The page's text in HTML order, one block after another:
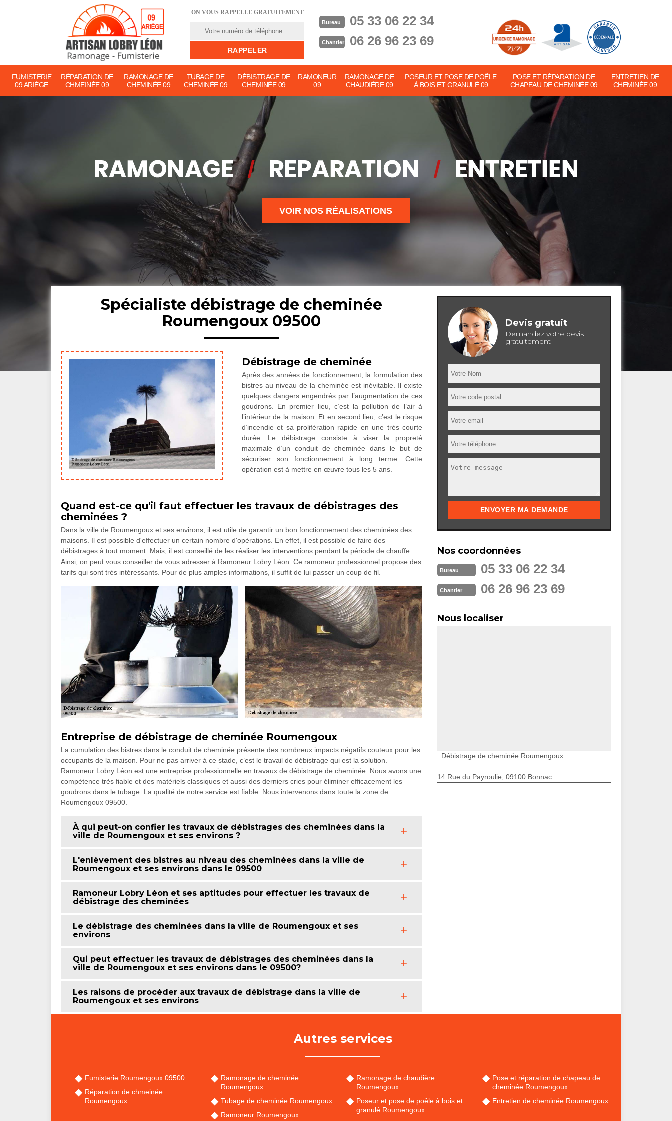
ON VOUS RAPPELLE GRATUITEMENT
Bureau 05 33 06 22 34
Chantier 06 26 96 23 69
FUMISTERIE
09 ARIÈGE
RÉPARATION DE
CHMEINÉE 09
RAMONAGE DE
CHEMINÉE 09
TUBAGE DE
CHEMINÉE 09
DÉBISTRAGE DE
CHEMINÉE 09
RAMONEUR
09
RAMONAGE DE
CHAUDIÈRE 09
POSEUR ET POSE DE POÊLE
À BOIS ET GRANULÉ 09
POSE ET RÉPARATION DE
CHAPEAU DE CHEMINÉE 09
ENTRETIEN DE
CHEMINÉE 09
VOIR NOS RÉALISATIONS
Spécialiste débistrage de cheminée
Roumengoux 09500
Débistrage de cheminée
Après des années de fonctionnement, la formulation des
bistres au niveau de la cheminée est inévitable. Il existe
quelques dangers engendrés par l’augmentation de ces
goudrons. En premier lieu, c’est la pollution de l’air à
l’intérieur de la maison. Et en second lieu, c’est le risque
d’incendie et sa prolifération rapide en une très courte
durée. Le débistrage consiste à viser la propreté
maximale d’un conduit de cheminée dans le but de
sécuriser son fonctionnement à long terme. Cette
opération est à mettre en œuvre tous les 5 ans.
Quand est-ce qu'il faut effectuer les travaux de débistrages des
cheminées ?
Dans la ville de Roumengoux et ses environs, il est utile de garantir un bon fonctionnement des cheminées des
maisons. Il est possible d'effectuer un certain nombre d'opérations. En effet, il est possible de faire des
débistrages à tout moment. Mais, il est conseillé de les réaliser les interventions pendant la période de chauffe.
Ainsi, on peut vous conseiller de vous adresser à Ramoneur Lobry Léon. Ce ramoneur professionnel propose des
tarifs qui sont très intéressants. Pour de plus amples informations, il suffit de lui passer un coup de fil.
Entreprise de débistrage de cheminée Roumengoux
La cumulation des bistres dans le conduit de cheminée présente des nombreux impacts négatifs couteux pour les
occupants de la maison. Pour ne pas arriver à ce stade, c’est le travail de débistrage qui est la solution.
Ramoneur Lobry Léon est une entreprise professionnelle en travaux de débistrage de cheminée. Nous avons une
compétence très fiable et des matériels classiques et aussi des derniers cries pour éliminer efficacement les
goudrons dans le tubage. La qualité de notre service est fiable. Nous intervenons dans toute la zone de
Roumengoux 09500.
À qui peut-on confier les travaux de débistrages des cheminées dans la
ville de Roumengoux et ses environs ?
L'enlèvement des bistres au niveau des cheminées dans la ville de
Roumengoux et ses environs dans le 09500
Ramoneur Lobry Léon et ses aptitudes pour effectuer les travaux de
débistrage des cheminées
Le débistrage des cheminées dans la ville de Roumengoux et ses
environs
Qui peut effectuer les travaux de débistrages des cheminées dans la
ville de Roumengoux et ses environs dans le 09500?
Les raisons de procéder aux travaux de débistrage dans la ville de
Roumengoux et ses environs
Devis gratuit
Demandez votre devis
gratuitement
Nos coordonnées
Bureau 05 33 06 22 34
Chantier 06 26 96 23 69
Nous localiser
Débistrage de cheminée Roumengoux
14 Rue du Payroulie, 09100 Bonnac
Autres services
Fumisterie Roumengoux 09500
Réparation de chmeinée
Roumengoux
Ramonage de cheminée
Roumengoux
Tubage de cheminée Roumengoux
Ramoneur Roumengoux
Ramonage de chaudière
Roumengoux
Poseur et pose de poêle à bois et
granulé Roumengoux
Pose et réparation de chapeau de
cheminée Roumengoux
Entretien de cheminée Roumengoux